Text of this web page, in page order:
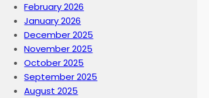
February 2026
January 2026
December 2025
November 2025
October 2025
September 2025
August 2025